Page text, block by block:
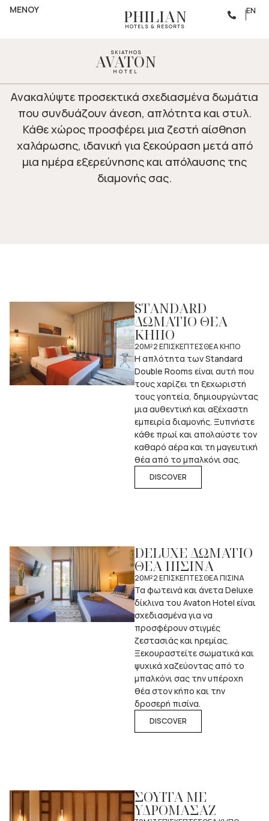
ΜΕΝΟΥ PHILIAN
HOTELS & RESORTS
EN
SKIATHOS
AVATON
HOTEL
ΑΠΟΛΥΤΗ ΧΑΛΑΡΩΣΗ
Ανακαλύψτε προσεκτικά σχεδιασμένα δωμάτια
που συνδυάζουν άνεση, απλότητα και στυλ.
Κάθε χώρος προσφέρει μια ζεστή αίσθηση
χαλάρωσης, ιδανική για ξεκούραση μετά από
μια ημέρα εξερεύνησης και απόλαυσης της
διαμονής σας.
STANDARD
ΔΩΜΑΤΙΟ ΘΕΑ
ΚΗΠΟ
20M²2 ΕΠΙΣΚΕΠΤΕΣΘΕΑ ΚΗΠΟ
Η απλότητα των Standard
Double Rooms είναι αυτή που
τους χαρίζει τη ξεχωριστή
τους γοητεία, δημιουργώντας
μια αυθεντική και αξέχαστη
εμπειρία διαμονής. Ξυπνήστε
κάθε πρωί και απολαύστε τον
καθαρό αέρα και τη μαγευτική
θέα από το μπαλκόνι σας.
DISCOVER
DELUXE ΔΩΜΑΤΙΟ
ΘΕΑ ΠΙΣΙΝΑ
20M²2 ΕΠΙΣΚΕΠΤΕΣΘΕΑ ΠΙΣΙΝΑ
Τα φωτεινά και άνετα Deluxe
δίκλινα του Avaton Hotel είναι
σχεδιασμένα για να
προσφέρουν στιγμές
ζεστασιάς και ηρεμίας.
Ξεκουραστείτε σωματικά και
ψυχικά χαζεύοντας από το
μπαλκόνι σας την υπέροχη
θέα στον κήπο και την
δροσερή πισίνα.
DISCOVER
ΣΟΥΙΤΑ ΜΕ
ΥΔΡΟΜΑΣΑΖ